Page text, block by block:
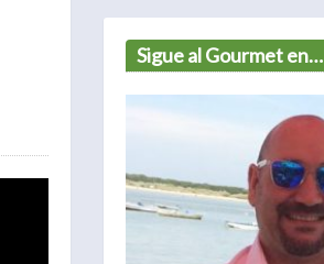
Sigue al Gourmet en…